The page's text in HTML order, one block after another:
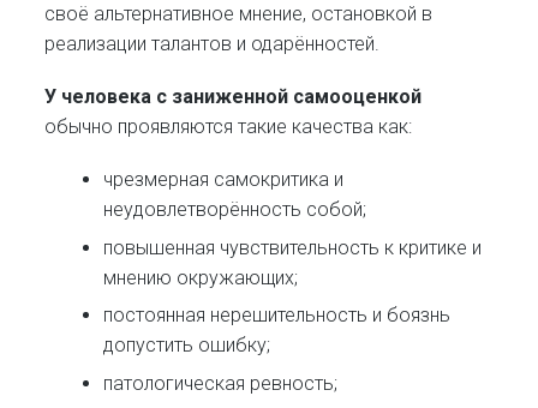
своё альтернативное мнение, остановкой в
реализации талантов и одарённостей.
У человека с заниженной самооценкой
обычно проявляются такие качества как:
чрезмерная самокритика и
неудовлетворённость собой;
повышенная чувствительность к критике и
мнению окружающих;
постоянная нерешительность и боязнь
допустить ошибку;
патологическая ревность;